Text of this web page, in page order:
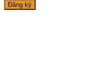
Đăng ký